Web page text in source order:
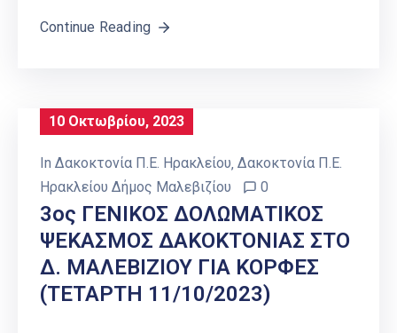
Continue Reading
10 Οκτωβρίου, 2023
In Δακοκτονία Π.Ε. Ηρακλείου Δακοκτονία Π.Ε.
Ηρακλείου Δήμος Μαλεβιζίου
0
3ος ΓΕΝΙΚΟΣ ΔΟΛΩΜΑΤΙΚΟΣ
ΨΕΚΑΣΜΟΣ ΔΑΚΟΚΤΟΝΙΑΣ ΣΤΟ
Δ. ΜΑΛΕΒΙΖΙΟΥ ΓΙΑ ΚΟΡΦΕΣ
(ΤΕΤΑΡΤΗ 11/10/2023)